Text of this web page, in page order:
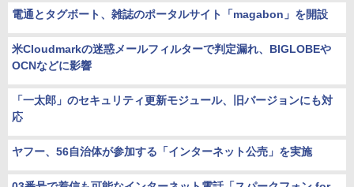
電通とタグボート、雑誌のポータルサイト「magabon」を開設
米Cloudmarkの迷惑メールフィルターで判定漏れ、BIGLOBEや
OCNなどに影響
「一太郎」のセキュリティ更新モジュール、旧バージョンにも対
応
ヤフー、56自治体が参加する「インターネット公売」を実施